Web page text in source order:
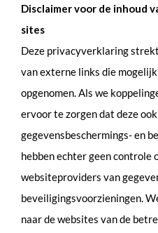
Disclaimer voor de inhoud
sites
Deze privacyverklaring
van externe links die
opgenomen. Als we
ervoor te zorgen dat deze
gegevensbeschermings- en
hebben echter geen controle
websiteproviders van
beveiligingsvoorzieningen.
naar de websites van de